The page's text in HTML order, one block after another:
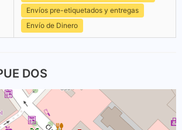
Envíos pre-etiquetados y entregas
Envío de Dinero
DOS